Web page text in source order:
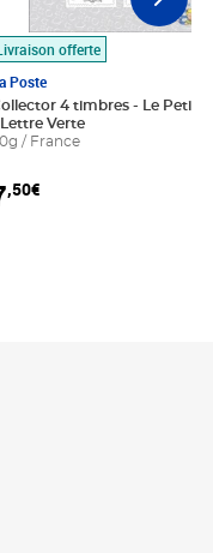
au panier
offerte
Poste
4 timbres - Le Petit
Verte
/ France
,50€